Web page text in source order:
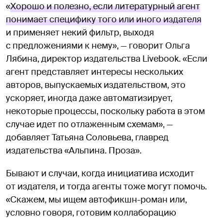
«Хорошо и полезно, если литературный агент
понимает специфику того или иного издателя
и применяет некий фильтр, выходя
с предложениями к нему», — говорит Ольга
Лябина, директор издательства Livebook. «Если
агент представляет интересы нескольких
авторов, выпускаемых издательством, это
ускоряет, иногда даже автоматизирует,
некоторые процессы, поскольку работа в этом
случае идет по отлаженным схемам», —
добавляет Татьяна Соловьева, главред
издательства «Альпина. Проза».
Бывают и случаи, когда инициатива исходит
от издателя, и тогда агенты тоже могут помочь.
«Скажем, мы ищем автофикшн-роман или,
условно говоря, готовим коллаборацию